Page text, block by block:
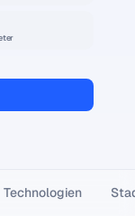
Technologien